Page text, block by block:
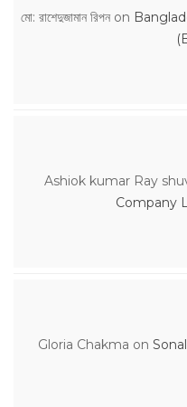
মো: রাশেদুজামান রিপনon
Ashiok kumar Ray
Company
Gloria Chakma on